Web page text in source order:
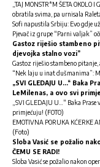
„TAJ MONSTR*M ŠETA
obratila svima, pa urnisala
Sofi napustila Srbiju: Evo gdje
Pjevač iz grupe “Parni valjak”
Gastoz riješio stambeno
djevojka stalno vozi”
Gastoz riješio stambeno pitanje,
“Nek laju u inat dušmanima”:
„SVI GLEDAJU U…“ Baka
LeMilenas, a ovo svi
„SVI GLEDAJU U…“ Baka
primjećuju! (FOTO)
EMOTIVNA PORUKA KĆERKE
(Foto)
Sloba Vasić se požalio
ČEMU SE RADI!
Sloba Vasić se požalio nakon